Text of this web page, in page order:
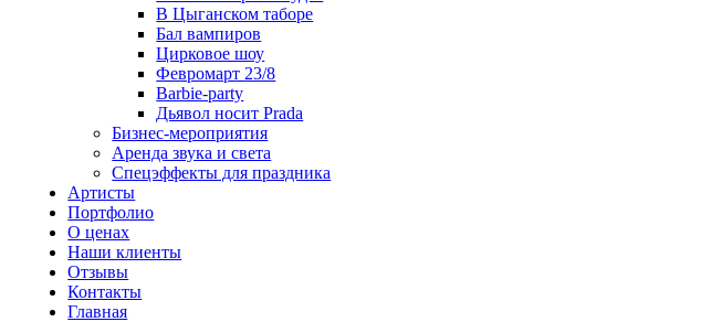
В Цыганском таборе
Бал вампиров
Цирковое шоу
Февромарт 23/8
Barbie-party
Дьявол носит Prada
Бизнес-мероприятия
Аренда звука и света
Спецэффекты для праздника
Артисты
Портфолио
О ценах
Наши клиенты
Отзывы
Контакты
Главная